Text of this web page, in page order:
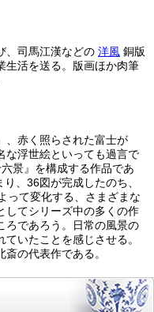
、司馬江漢などの 洋風銅版
生活を送る。版画ほか肉筆
、赤く照らされた富士が
な浮世絵といっても過言で
景』を構成する作品であ
、36図が完成したのち、
って変化する、さまざまな
してシリーズ中の多くの作
ろであろう。日常の風景の
いたことを感じさせる。
の代表作である。